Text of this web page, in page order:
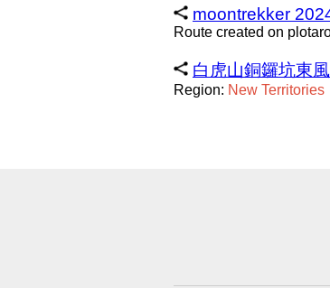
moontrekker
Route created on
白虎山銅鑼坑東
Region: New Territories